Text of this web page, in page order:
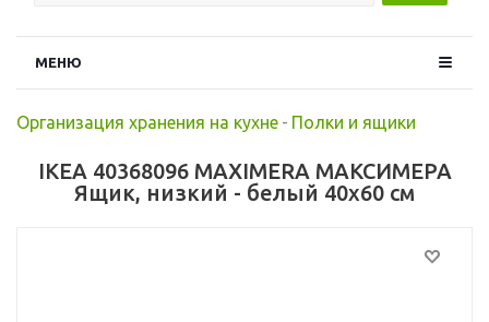
МЕНЮ
Организация хранения на кухне - Полки и ящики
IKEA 40368096 MAXIMERA МАКСИМЕРА
Ящик, низкий - белый 40x60 см